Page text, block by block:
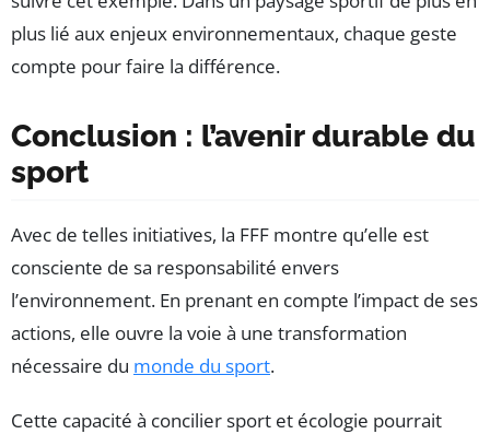
plus lié aux enjeux environnementaux, chaque geste
compte pour faire la différence.
Conclusion : l’avenir durable du
sport
Avec de telles initiatives, la FFF montre qu’elle est
consciente de sa responsabilité envers
l’environnement. En prenant en compte l’impact de ses
actions, elle ouvre la voie à une transformation
nécessaire du monde du sport.
Cette capacité à concilier sport et écologie pourrait